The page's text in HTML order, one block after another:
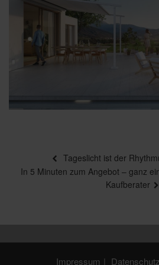
Vorheriger
Beitrag
Tageslicht ist der
Nächster
In 5 Minuten zum Angebot – ganz
Kaufberater
Impressum Datenschutz